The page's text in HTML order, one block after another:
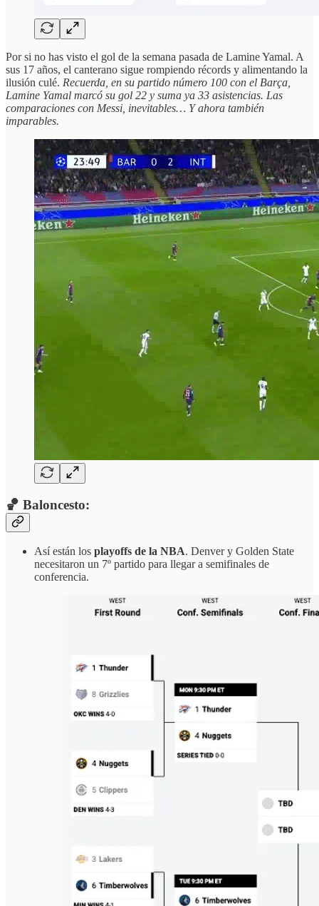
Por si no has visto el gol de la semana pasada de Lamine Yamal. A
sus 17 años, el canterano sigue rompiendo récords y alimentando la
ilusión culé. Recuerda, en su partido número 100 con el Barça,
Lamine Yamal marcó su gol 22 y suma ya 33 asistencias. Las
comparaciones con Messi, inevitables… Y ahora también
imparables.
🏀 Baloncesto:
Así están los playoffs de la NBA. Denver y Golden State
necesitaron un 7º partido para llegar a semifinales de
conferencia.